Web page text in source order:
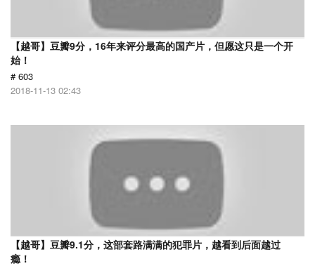
【越哥】豆瓣9分，16年来评分最高的国产片，但愿这只是一个开
始！
# 603
2018-11-13 02:43
【越哥】豆瓣9.1分，这部套路满满的犯罪片，越看到后面越过
瘾！